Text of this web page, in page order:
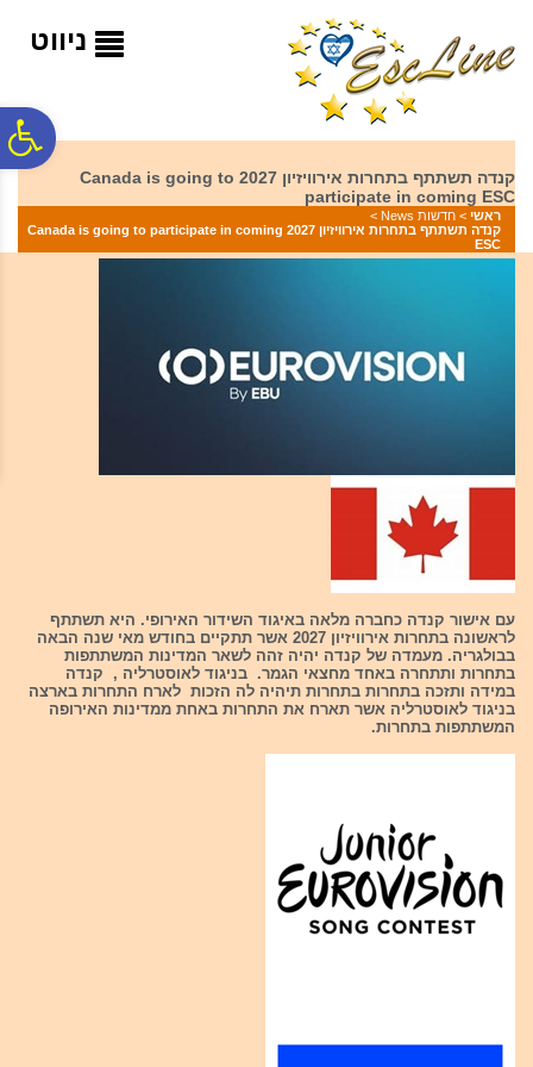
המרכזי
ניווט
קנדה תשתתף בתחרות אירוויזיון 2027 Canada is going to
participate in coming ESC
ראשי > חדשות News
>
קנדה תשתתף בתחרות אירוויזיון 2027 Canada is going to participate in coming
ESC
עם אישור קנדה כחברה מלאה באיגוד השידור האירופי. היא תשתתף
לראשונה בתחרות אירוויזיון 2027 אשר תתקיים בחודש מאי שנה הבאה
בבולגריה. מעמדה של קנדה יהיה זהה לשאר המדינות המשתתפות
בתחרות ותתחרה באחד מחצאי הגמר. בניגוד לאוסטרליה , קנדה
במידה ותזכה בתחרות בתחרות תיהיה לה הזכות לארח התחרות בארצה
בניגוד לאוסטרליה אשר תארח את התחרות באחת ממדינות האירופה
המשתתפות בתחרות.